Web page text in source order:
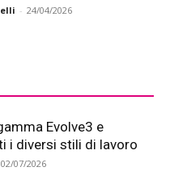
- 24/04/2026
Evolve3 e
i diversi stili di lavoro
02/07/2026